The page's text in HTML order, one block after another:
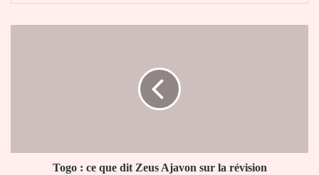
la
Togo : ce que dit Zeus Ajavon sur la révision